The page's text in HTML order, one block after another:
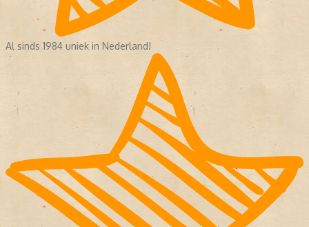
Al sinds 1984 uniek in Nederland!